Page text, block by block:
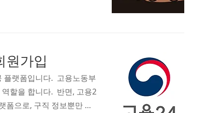
하는 근로자에게 지급되
직을 12개월 사용하게
원가입
플랫폼입니다. 고용노동부
할을 합니다. 반면, 고용2
폼으로, 구직 정보뿐만 아